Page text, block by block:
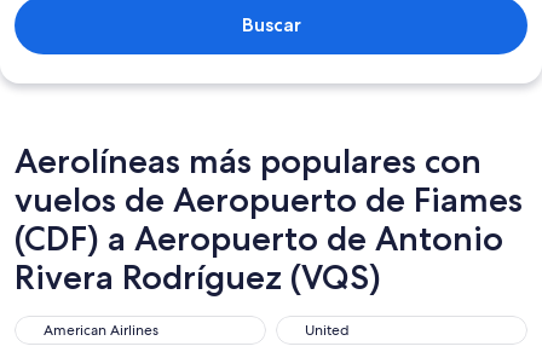
Buscar
Aerolíneas más populares con
vuelos de Aeropuerto de Fiames
(CDF) a Aeropuerto de Antonio
Rivera Rodríguez (VQS)
American Airlines
American Airlines United
United